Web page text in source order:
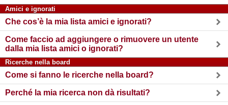
Amici e ignorati
Che cos’è la mia lista amici e ignorati?
Come faccio ad aggiungere o rimuovere un utente
dalla mia lista amici o ignorati?
Ricerche nella board
Come si fanno le ricerche nella board?
Perché la mia ricerca non dà risultati?